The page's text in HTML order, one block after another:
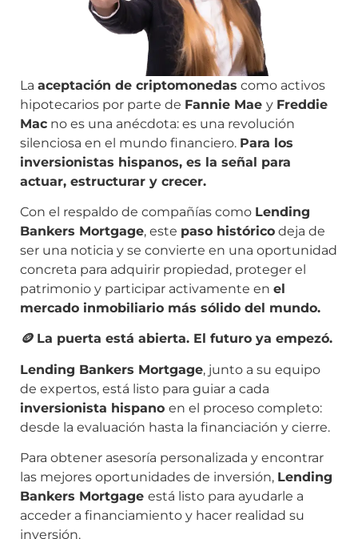
La aceptación de criptomonedas como activos
hipotecarios por parte de Fannie Mae y Freddie
Mac no es una anécdota: es una revolución
silenciosa en el mundo financiero. Para los
inversionistas hispanos, es la señal para
actuar, estructurar y crecer.
Con el respaldo de compañías como Lending
Bankers Mortgage, este paso histórico deja de
ser una noticia y se convierte en una oportunidad
concreta para adquirir propiedad, proteger el
patrimonio y participar activamente en el
mercado inmobiliario más sólido del mundo.
🪙 La puerta está abierta. El futuro ya empezó.
Lending Bankers Mortgage, junto a su equipo
de expertos, está listo para guiar a cada
inversionista hispano en el proceso completo:
desde la evaluación hasta la financiación y cierre.
Para obtener asesoría personalizada y encontrar
las mejores oportunidades de inversión, Lending
Bankers Mortgage está listo para ayudarle a
acceder a financiamiento y hacer realidad su
inversión.